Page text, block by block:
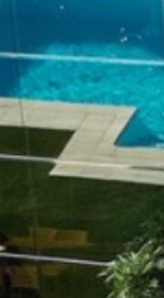
Modificar
Técnico e
Este site usa
informações a
continuar a
possibilidade de
assim o
disco rígido,
causar
Análise e